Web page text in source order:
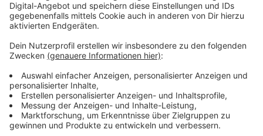
Der Antenne Düsseldorf-Wetterservice (mit allen
Warnungen) auf unserer Homepage
Temperaturrekorde?
Vorläufige Hitzerekorde - über 40 Grad in Bad
Mergentheim